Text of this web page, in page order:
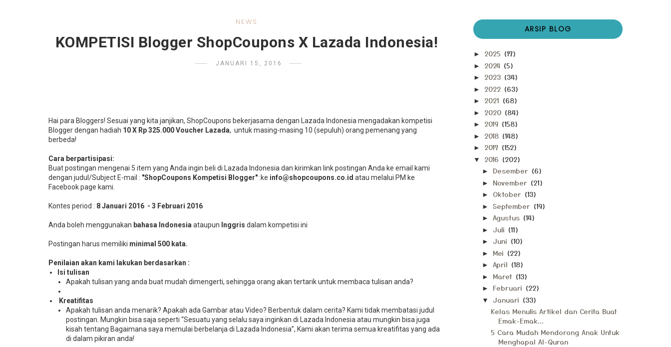
NEWS
KOMPETISI Blogger ShopCoupons X Lazada Indonesia!
JANUARI 15, 2016
Hai para Bloggers! Sesuai yang kita janjikan, ShopCoupons bekerjasama dengan Lazada Indonesia mengadakan kompetisi
Blogger dengan hadiah 10 X Rp 325.000 Voucher Lazada, untuk masing-masing 10 (sepuluh) orang pemenang yang
berbeda!
Cara berpartisipasi:
Buat postingan mengenai 5 item yang Anda ingin beli di Lazada Indonesia dan kirimkan link postingan Anda ke email kami
dengan judul/Subject E-mail : "ShopCoupons Kompetisi Blogger" :ke info@shopcoupons.co.id atau melalui PM ke
Facebook page kami.
Kontes period : 8 Januari 2016 - 3 Februari 2016
Anda boleh menggunakan bahasa Indonesia ataupun Inggris dalam kompetisi ini
Postingan harus memiliki minimal 500 kata.
Penilaian akan kami lakukan berdasarkan :
Isi tulisan
Apakah tulisan yang anda buat mudah dimengerti, sehingga orang akan tertarik untuk membaca tulisan anda?
Kreatifitas
Apakah tulisan anda menarik? Apakah ada Gambar atau Video? Berbentuk dalam cerita? Kami tidak membatasi judul
postingan. Mungkin bisa saja seperti “Sesuatu yang selalu saya inginkan di Lazada Indonesia atau mungkin bisa juga
kisah tentang Bagaimana saya memulai berbelanja di Lazada Indonesia”, Kami akan terima semua kreatifitas yang ada
di dalam pikiran anda!
ARSIP BLOG
► 2025 (17)
► 2024 (5)
► 2023 (34)
► 2022 (63)
► 2021 (68)
► 2020 (84)
► 2019 (158)
► 2018 (148)
► 2017 (152)
▼ 2016 (202)
► Desember (6)
► November (21)
► Oktober (13)
► September (19)
► Agustus (14)
► Juli (11)
► Juni (10)
► Mei (22)
► April (18)
► Maret (13)
► Februari (22)
▼ Januari (33)
Kelas Menulis Artikel dan Cerita Buat
Emak-Emak...
5 Cara Mudah Mendorong Anak Untuk
Menghapal Al-Quran